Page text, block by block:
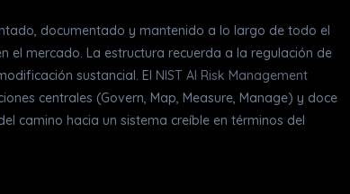
documentado y mantenido a lo largo de todo el
el mercado. La estructura recuerda a la regulación de
sustancial. El NIST AI Risk Management
centrales (Govern, Map, Measure, Manage) y doce
camino hacia un sistema creíble en términos del